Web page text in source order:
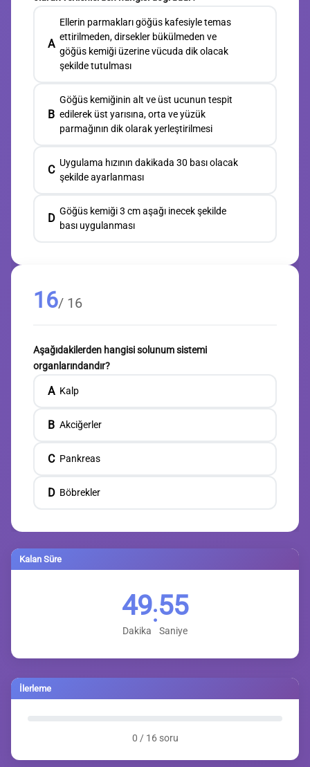
A
Ellerin parmakları göğüs kafesiyle temas
ettirilmeden, dirsekler bükülmeden ve
göğüs kemiği üzerine vücuda dik olacak
şekilde tutulması
B
Göğüs kemiğinin alt ve üst ucunun tespit
edilerek üst yarısına, orta ve yüzük
parmağının dik olarak yerleştirilmesi
C
Uygulama hızının dakikada 30 bası olacak
şekilde ayarlanması
D
Göğüs kemiği 3 cm aşağı inecek şekilde
bası uygulanması
16/ 16
Aşağıdakilerden hangisi solunum sistemi
organlarındandır?
A Kalp
B Akciğerler
C Pankreas
D Böbrekler
Kalan Süre
49
Dakika
:54
Saniye
İlerleme
0 / 16 soru